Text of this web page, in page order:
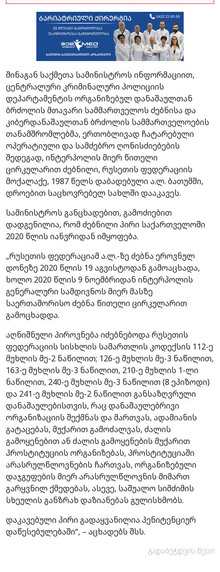
შინაგან საქმეთა სამინისტროს ინფორმაციით,
ცენტრალური კრიმინალური პოლიციის
დეპარტამენტის ორგანიზებულ დანაშაულთან
ბრძოლის მთავარი სამმართველოს ძებნისა და
კიბერდანაშაულთან ბრძოლის სამმართველოების
თანამშრომლებმა, ერთობლივად ჩატარებული
ოპერატიული და სამძებრო ღონისძიებების
შედეგად, ინტერპოლის მიერ წითელი
ცირკულარით ძებნილი, რუსეთის ფედერაციის
მოქალაქე, 1987 წელს დაბადებული ა.ლ. ბათუმში,
დროებით საცხოვრებელ სახლში დააკავეს.
სამინისტროს განცხადებით, გამოძიებით
დადგენილია, რომ ძებნილი პირი საქართველოში
2020 წლის იანვრიდან იმყოფება.
„რუსეთის ფედერაციამ ა.ლ.-ზე ძებნა ეროვნულ
დონეზე 2020 წლის 19 აგვისტოდან გამოაცხადა,
ხოლო 2020 წლის 9 ნოემბრიდან ინტერპოლის
გენერალური სამდივნოს მიერ მასზე
საერთაშორისო ძებნა წითელი ცირკულარით
გამოცხადდა.
აღნიშნული პიროვნება იძებნებოდა რუსეთის
ფედერაციის სისხლის სამართლის კოდექსის 112-ე
მუხლის მე-2 ნაწილით; 126-ე მუხლის მე-3 ნაწილით,
163-ე მუხლის მე-3 ნაწილით, 210-ე მუხლის 1-ლი
ნაწილით, 240-ე მუხლის მე-3 ნაწილით (8 ეპიზოდი)
და 241-ე მუხლის მე-2 ნაწილით განსაზღვრული
დანაშაულებისთვის, რაც დანაშაულებრივი
ორგანიზაციის შექმნას და მართვას, ადამიანის
გატაცებას, მუქარით გამოძალვას, ძალის
გამოყენებით ან ძალის გამოყენების მუქარით
პროსტიტუციის ორგანიზებას, პროსტიტუციაში
არასრულწლოვნების ჩართვას, ორგანიზებული
დაჯგუფების მიერ არასრულწლოვნის მიმართ
გარყვნილ ქმედებას, ასევე, საშუალო სიმძიმის
სხეულის განზრახ დაზიანებას გულისხმობს.
დაკავებული პირი გადაყვანილია პენიტენციურ
დაწესებულებაში“, – აცხადებს შსს.
გადაბეჭდვის წესი